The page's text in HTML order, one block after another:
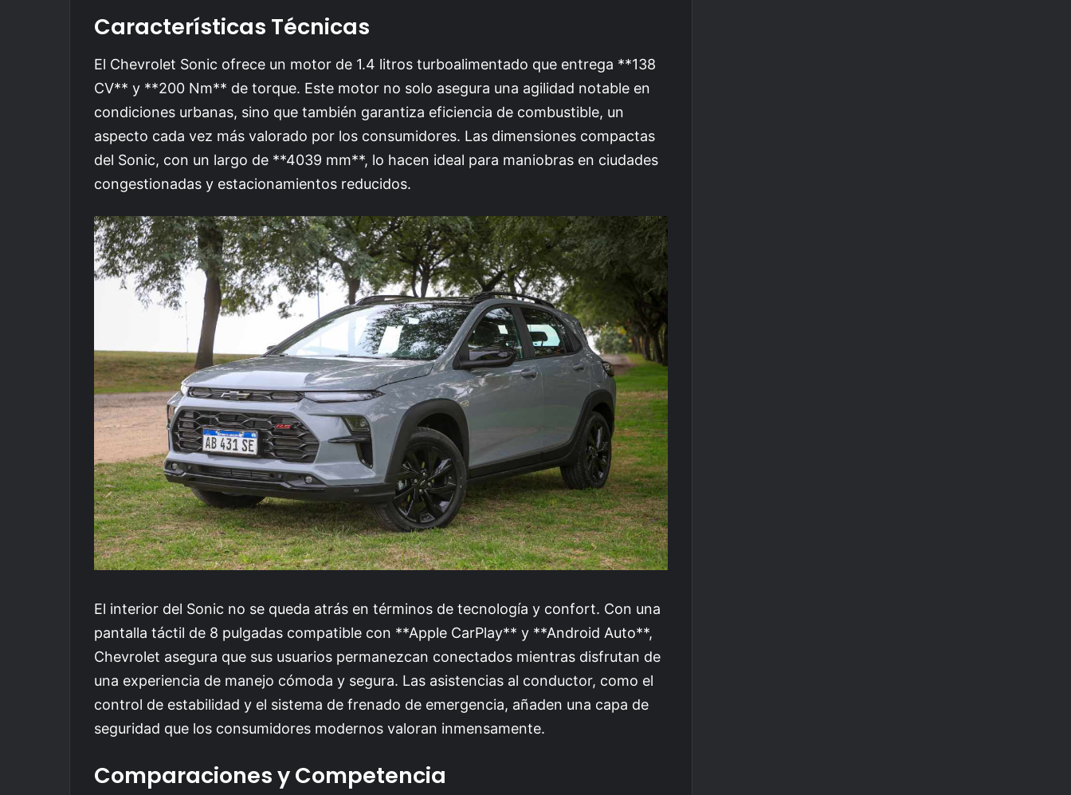
Características Técnicas
El Chevrolet Sonic ofrece un motor de 1.4 litros turboalimentado que entrega **138
CV** y **200 Nm** de torque. Este motor no solo asegura una agilidad notable en
condiciones urbanas, sino que también garantiza eficiencia de combustible, un
aspecto cada vez más valorado por los consumidores. Las dimensiones compactas
del Sonic, con un largo de **4039 mm**, lo hacen ideal para maniobras en ciudades
congestionadas y estacionamientos reducidos.
El interior del Sonic no se queda atrás en términos de tecnología y confort. Con una
pantalla táctil de 8 pulgadas compatible con **Apple CarPlay** y **Android Auto**,
Chevrolet asegura que sus usuarios permanezcan conectados mientras disfrutan de
una experiencia de manejo cómoda y segura. Las asistencias al conductor, como el
control de estabilidad y el sistema de frenado de emergencia, añaden una capa de
seguridad que los consumidores modernos valoran inmensamente.
Comparaciones y Competencia